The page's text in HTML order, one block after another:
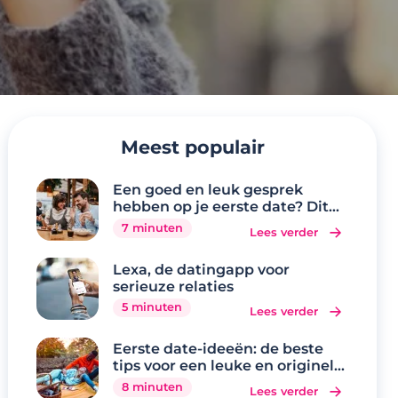
Meest populair
Een goed en leuk gesprek
hebben op je eerste date? Dit
zijn de 20 beste
gespreksonderwerpen
7 minuten Lees verder
Lexa, de datingapp voor
serieuze relaties
5 minuten Lees verder
Eerste date-ideeën: de beste
tips voor een leuke en originele
eerste date
8 minuten Lees verder